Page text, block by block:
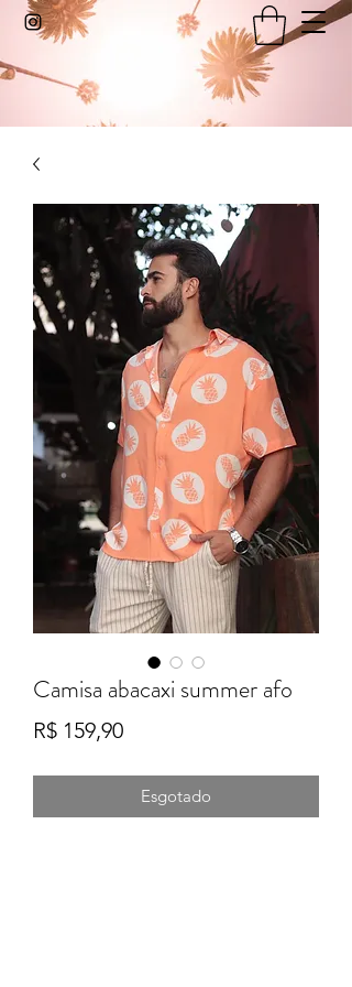
Camisa abacaxi summer afo
R$ 159,90Preço
Esgotado